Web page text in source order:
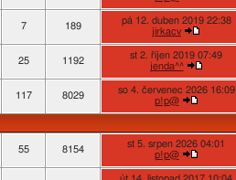
7 189
pá 12. duben 2019 22:38
jirkacv
25 1192
st 2. říjen 2019 07:49
jenda^^
117 8029
so 4. červenec 2026 16:09
p!p@
55 8154
st 5. srpen 2026 04:01
p!p@